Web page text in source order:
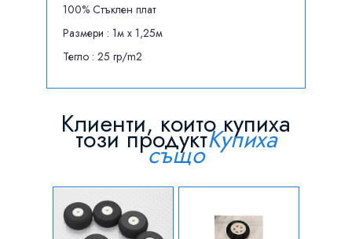
100% Стъклен плат
Размери : 1м x 1,25м
Тегло : 25 гр/m2
Клиенти, които купиха
този продуктКупиха
също